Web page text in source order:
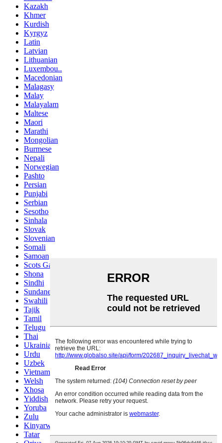
Kazakh
Khmer
Kurdish
Kyrgyz
Latin
Latvian
Lithuanian
Luxembou..
Macedonian
Malagasy
Malay
Malayalam
Maltese
Maori
Marathi
Mongolian
Burmese
Nepali
Norwegian
Pashto
Persian
Punjabi
Serbian
Sesotho
Sinhala
Slovak
Slovenian
Somali
Samoan
Scots Gaelic
Shona
Sindhi
Sundanese
Swahili
Tajik
Tamil
Telugu
Thai
Ukrainian
Urdu
Uzbek
Vietnamese
Welsh
Xhosa
Yiddish
Yoruba
Zulu
Kinyarwanda
Tatar